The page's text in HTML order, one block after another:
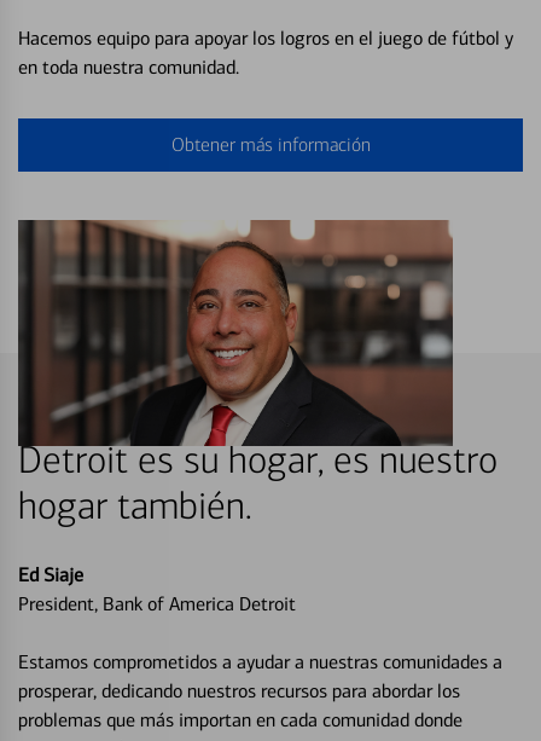
Hacemos equipo para apoyar los logros en el juego de fútbol y
en toda nuestra comunidad.
Obtener más información
Detroit es su hogar, es nuestro
hogar también.
Ed Siaje
President, Bank of America Detroit
Estamos comprometidos a ayudar a nuestras comunidades a
prosperar, dedicando nuestros recursos para abordar los
problemas que más importan en cada comunidad donde